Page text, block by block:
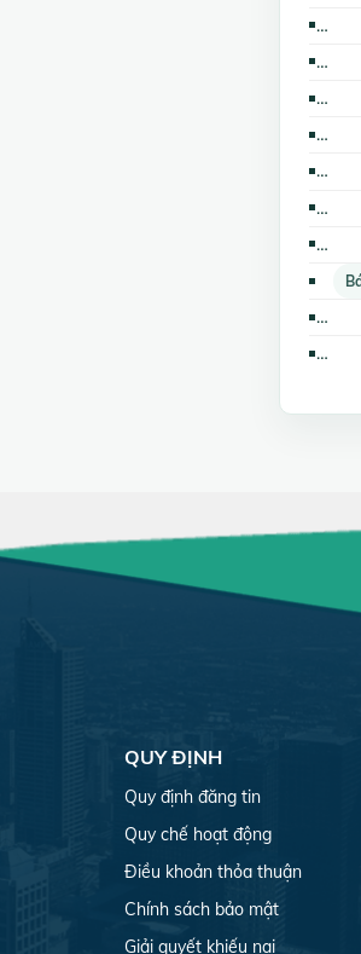
QUY ĐỊNH
Quy định đăng tin
Quy chế hoạt động
Điều khoản thỏa thuận
Chính sách bảo mật
Giải quyết khiếu nại